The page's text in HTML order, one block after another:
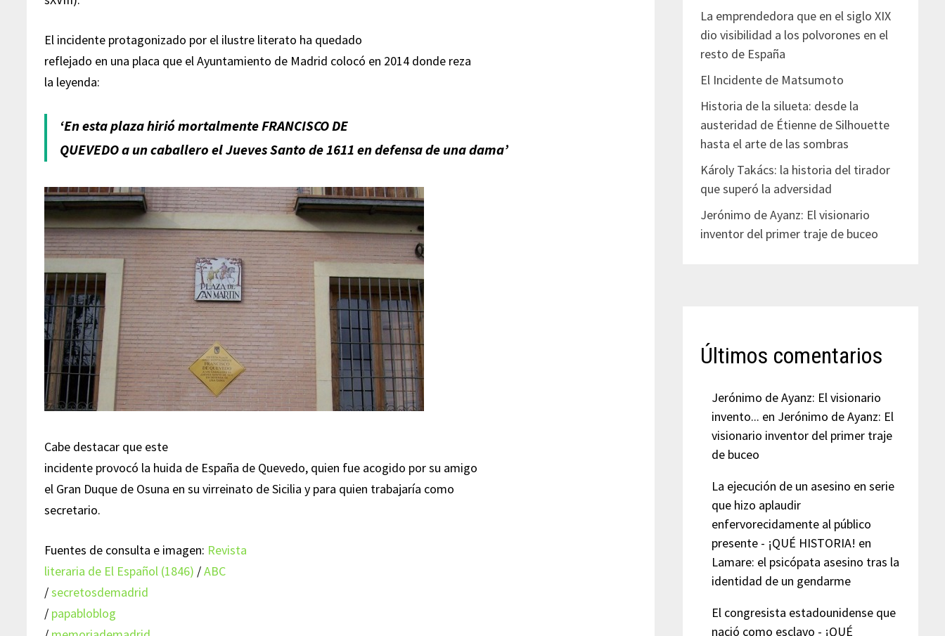
El incidente protagonizado por el ilustre literato ha quedado
reflejado en una placa que el Ayuntamiento de Madrid colocó en 2014 donde reza
la leyenda:
‘En esta plaza hirió mortalmente FRANCISCO DE
QUEVEDO a un caballero el Jueves Santo de 1611 en defensa de una dama’
Cabe destacar que este
incidente provocó la huida de España de Quevedo, quien fue acogido por su amigo
el Gran Duque de Osuna en su virreinato de Sicilia y para quien trabajaría como
secretario.
Fuentes de consulta e imagen: Revista
literaria de El Español (1846) /ABC
/secretosdemadrid
/ papabloblog
La emprendedora que en el siglo XIX
dio visibilidad a los polvorones en el
resto de España
El Incidente de Matsumoto
Historia de la silueta: desde la
austeridad de Étienne de Silhouette
hasta el arte de las sombras
Károly Takács: la historia del tirador
que superó la adversidad
Jerónimo de Ayanz: El visionario
inventor del primer traje de buceo
Últimos comentarios
Jerónimo de Ayanz: El visionario
invento... en Jerónimo de Ayanz: El
visionario inventor del primer traje
de buceo
La ejecución de un asesino en serie
que hizo aplaudir
enfervorecidamente al público
presente - ¡QUÉ HISTORIA! en
Lamare: el psicópata asesino tras la
identidad de un gendarme
El congresista estadounidense que
nació como esclavo - ¡QUÉ